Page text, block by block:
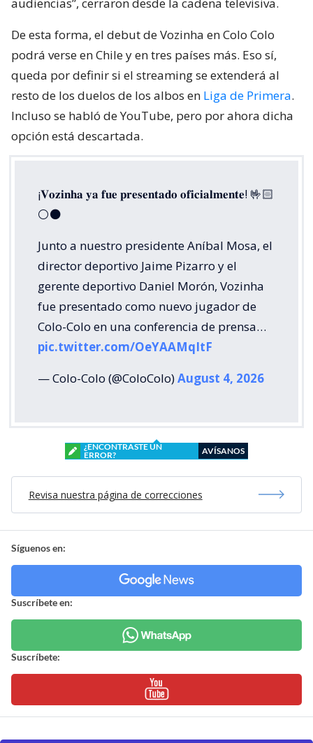
De esta forma, el debut de Vozinha en Colo Colo
podrá verse en Chile y en tres países más. Eso sí,
queda por definir si el streaming se extenderá al
resto de los duelos de los albos en Liga de Primera.
Incluso se habló de YouTube, pero por ahora dicha
opción está descartada.
¡𝐕𝐨𝐳𝐢𝐧𝐡𝐚 𝐲𝐚 𝐟𝐮𝐞 𝐩𝐫𝐞𝐬𝐞𝐧𝐭𝐚𝐝𝐨 𝐨𝐟𝐢𝐜𝐢𝐚𝐥𝐦𝐞𝐧𝐭𝐞! 🤟🏻
⚪️⚫️
Junto a nuestro presidente Aníbal Mosa, el
director deportivo Jaime Pizarro y el
gerente deportivo Daniel Morón, Vozinha
fue presentado como nuevo jugador de
Colo-Colo en una conferencia de prensa…
pic.twitter.com/OeYAAMqItF
— Colo-Colo (@ColoColo)August 4, 2026
¿ENCONTRASTE UN
ERROR?
AVÍSANOS
Revisa nuestra página de correcciones
Síguenos en:
Suscríbete en:
Suscríbete: